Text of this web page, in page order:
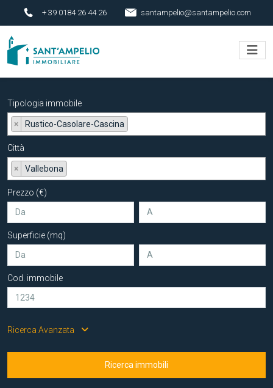
+ 39 0184 26 44 26 santampelio@santampelio.com
Tipologia immobile
× Rustico-Casolare-Cascina
Città
× Vallebona
Prezzo (€)
Superficie (mq)
Cod. immobile
Ricerca Avanzata
Ricerca immobili